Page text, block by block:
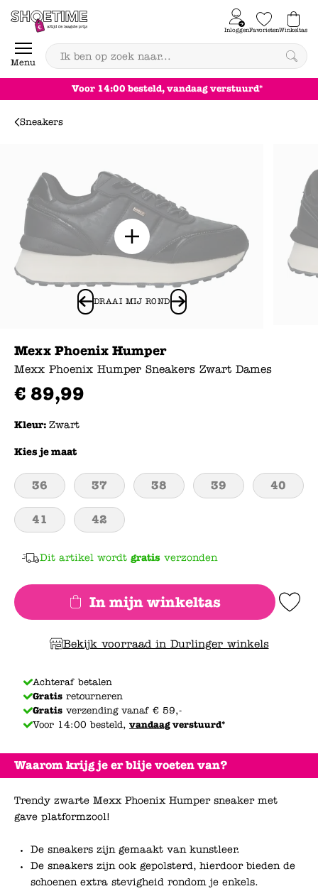
Skip to content
Menu
InloggenFavorietenWinkeltas
0
Voor 14:00 besteld, vandaag verstuurd*
Sneakers
DRAAI MIJ ROND
Waarom krijg je er blije voeten van?
Trendy zwarte Mexx Phoenix Humper sneaker met
gave platformzool!
De sneakers zijn gemaakt van kunstleer.
De sneakers zijn ook gepolsterd, hierdoor bieden de
schoenen extra stevigheid rondom je enkels.
Mexx Phoenix Humper
Mexx Phoenix Humper Sneakers Zwart Dames
€ 89,99
Kleur: Zwart
Kies je maat
36 37 38 39 40
41 42
Dit artikel wordt gratis verzonden
In mijn winkeltas Add to
Bekijk voorraad in Durlinger winkels
Achteraf betalen
Gratis retourneren
Gratis verzending vanaf € 59,-
Voor 14:00 besteld, vandaagverstuurd*